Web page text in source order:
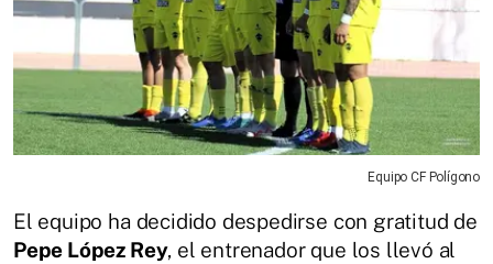
Equipo CF Polígono
El equipo ha decidido despedirse con gratitud de
Pepe López Rey, el entrenador que los llevó al